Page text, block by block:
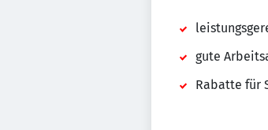
gute
Rabatte für